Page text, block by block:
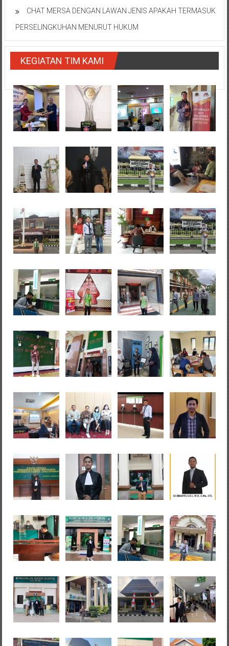
CHAT MERSA DENGAN LAWAN JENIS APAKAH TERMASUK
PERSELINGKUHAN MENURUT HUKUM
KEGIATAN TIM KAMI